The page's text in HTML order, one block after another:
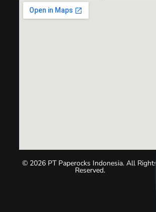
© 2026 PT Paperocks Indonesia. All Rights
Reserved.